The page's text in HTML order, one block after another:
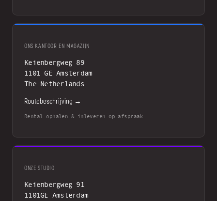
ONS KANTOOR EN MAGAZIJN
Keienbergweg 89
1101 GE Amsterdam
The Netherlands
Routebeschrijving →
Rental ophalen & inleveren op afspraak
ONZE STUDIO
Keienbergweg 91
1101GE Amsterdam